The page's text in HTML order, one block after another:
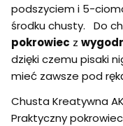
podszyciem i 5-
środku chusty. Do
pokrowiec z
dzięki czemu pisaki
mieć zawsze pod
Chusta Kreatywna
Praktyczny